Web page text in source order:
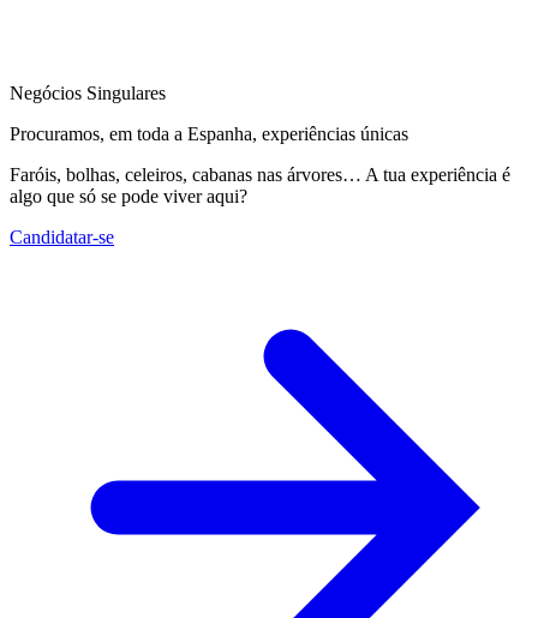
Negócios Singulares
Procuramos, em toda a Espanha, experiências únicas
Faróis, bolhas, celeiros, cabanas nas árvores… A tua experiência é
algo que só se pode viver aqui?
Candidatar-se